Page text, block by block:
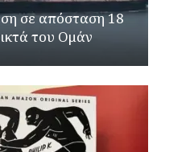
σε απόσταση 18
του Ομάν